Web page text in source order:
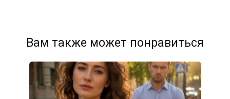
Вам также может понравиться